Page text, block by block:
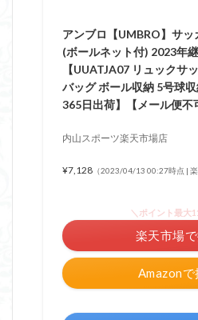
アンブロ【UMBRO】サッ
(ボールネット付) 2023年
【UUATJA07 リュックサ
バッグ ボール収納 5号球
365日出荷】【メール便不
内山スポーツ楽天市場店
¥7,128 （2023/04/13 00:27時点 | 楽
Amazonで
＼ポイント最大
楽天市場